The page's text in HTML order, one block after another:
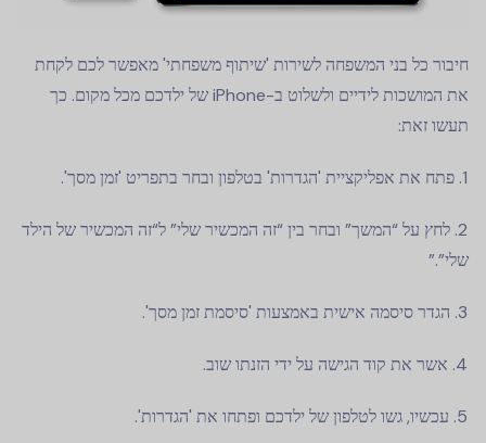
חיבור כל בני המשפחה לשירות 'שיתוף משפחתי' מאפשר לכם לקחת
את המושכות לידיים ולשלוט ב-iPhone של ילדכם מכל מקום. כך
תעשו זאת:
פתח את אפליקציית 'הגדרות' בטלפון ובחר בתפריט 'זמן מסך'.
לחץ על “המשך” ובחר בין “זה המכשיר שלי” ל“זה המכשיר של הילד
שלי”.”
הגדר סיסמה אישית באמצעות 'סיסמת זמן מסך'.
אשר את קוד הגישה על ידי הזנתו שוב.
עכשיו, גשו לטלפון של ילדכם ופתחו את 'הגדרות'.